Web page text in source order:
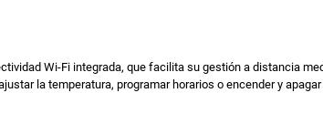
e
:
Wi-Fi integrada, que facilita su gestión a distancia
la temperatura, programar horarios o encender y